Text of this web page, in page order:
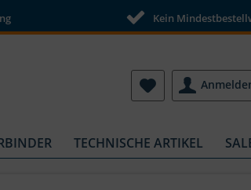
Kein
TECHNISCHE ARTIKEL